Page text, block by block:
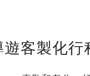
客製化行